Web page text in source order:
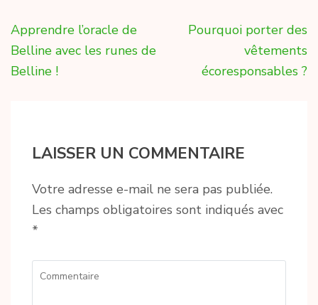
Navigation
de
l’article
Apprendre l’oracle de
Belline avec les runes de
Belline !
Pourquoi porter des
vêtements
écoresponsables ?
LAISSER UN COMMENTAIRE
Votre adresse e-mail ne sera pas publiée.
Les champs obligatoires sont indiqués avec
*
Commentaire